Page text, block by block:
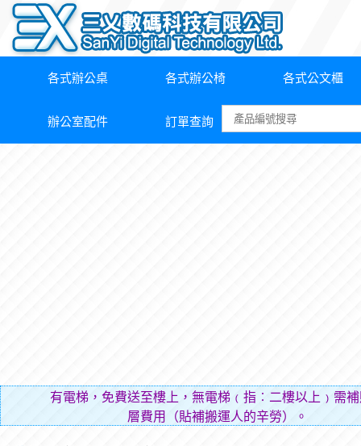
各式辦公桌 各式辦公椅 各式公文櫃
辦公室配件 訂單查詢
有電梯，免費送至樓上，無電梯﹙指︰二樓以上﹚需
層費用（貼補搬運人的辛勞）。